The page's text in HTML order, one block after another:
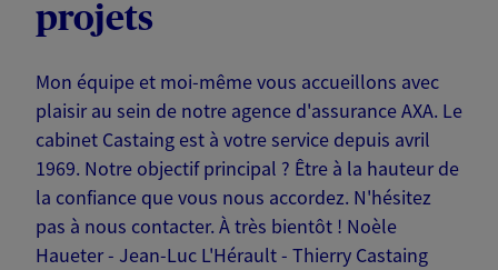
projets
Mon équipe et moi-même vous accueillons avec
plaisir au sein de notre agence d'assurance AXA. Le
cabinet Castaing est à votre service depuis avril
1969. Notre objectif principal ? Être à la hauteur de
la confiance que vous nous accordez. N'hésitez
pas à nous contacter. À très bientôt ! Noèle
Haueter - Jean-Luc L'Hérault - Thierry Castaing